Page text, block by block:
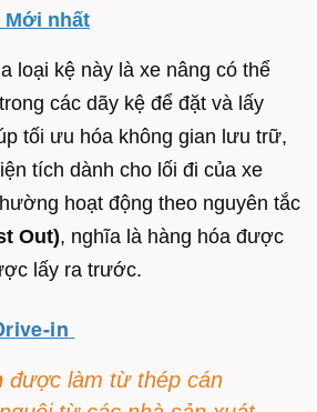
Mới nhất
loại kệ này là xe nâng có thể
các dãy kệ để đặt và lấy
tối ưu hóa không gian lưu trữ,
tích dành cho lối đi của xe
hoạt động theo nguyên tắc
Out), nghĩa là hàng hóa được
lấy ra trước.
in
được làm từ thép cán